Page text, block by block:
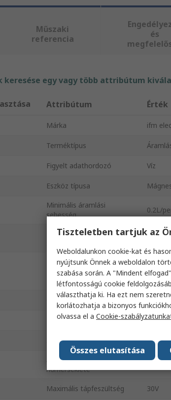
Műszaki
referencia
és
keresése egy vagy több attribútum
Attribútum Érték
Márka ifm
Terméktípus
Figyelt adathordozó Víz
Eszköz típusa
Minimális áramlási
sebesség
0.2L/
Maximális áramlási
50L/
Ház anyaga
Hőre
acél,
Csatlakozás típusa G 3/4
Maximális nyomás 1.6MPa
IP-besorolás IP67
Adathordozó minimális
hőmérséklete
Maximális tápfeszültség 30V
Tiszteletben tartjuk az
Weboldalunkon cookie-kat és
nyújtsunk Önnek a weboldalon
szabása során. A "Mindent
létfontosságú cookie
választhatja ki. Ha ezt nem
korlátozhatja a bizonyos
olvassa el a Cookie-
Összes elutasítása